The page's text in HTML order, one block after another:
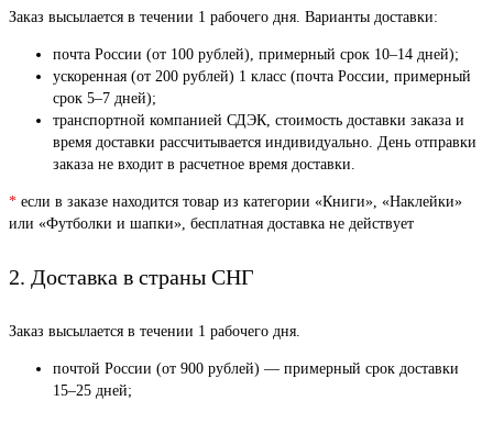
Заказ высылается в течении 1 рабочего дня. Варианты доставки:
почта России (от 100 рублей), примерный срок 10–14 дней);
ускоренная (от 200 рублей) 1 класс (почта России, примерный
срок 5–7 дней);
транспортной компанией СДЭК, стоимость доставки заказа и
время доставки рассчитывается индивидуально. День отправки
заказа не входит в расчетное время доставки.
* если в заказе находится товар из категории «Книги», «Наклейки»
или «Футболки и шапки», бесплатная доставка не действует
2. Доставка в страны СНГ
Заказ высылается в течении 1 рабочего дня.
почтой России (от 900 рублей) — примерный срок доставки
15–25 дней;